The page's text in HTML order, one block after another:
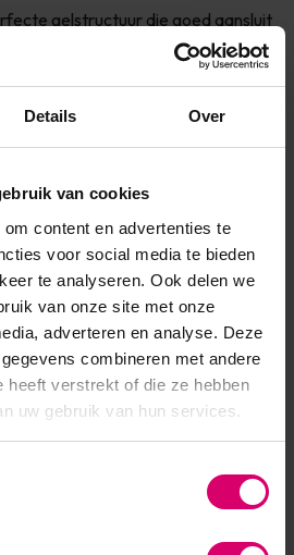
Details Over
van cookies
content en advertenties te
voor social media te bieden
te analyseren. Ook delen we
van onze site met onze
adverteren en analyse. Deze
combineren met andere
heeft verstrekt of die ze hebben
uw gebruik van hun services.
gelstructuur die goed aansluit
haartjes vanaf de wortel. Geschikt
alle soorten vloeibare
lichaamsdeel. Verpakt op een
x 100 meter lang!...